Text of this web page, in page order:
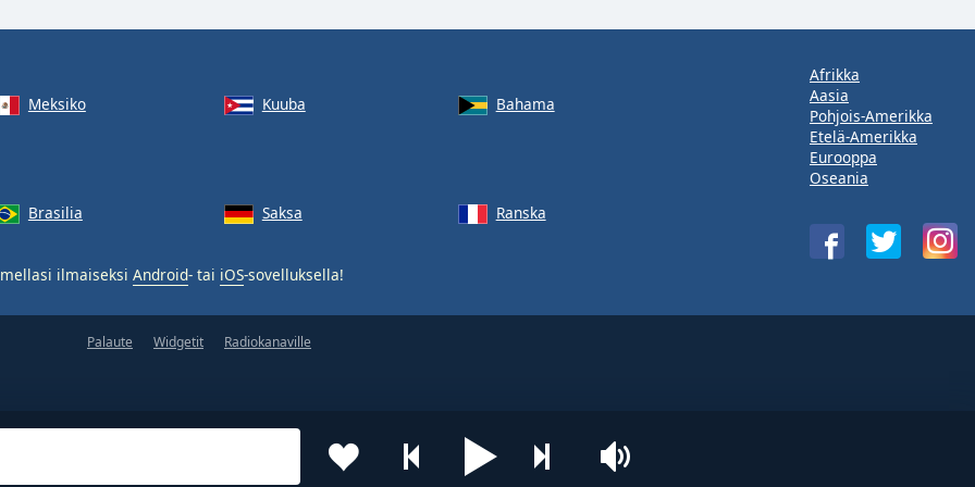
Meksiko Kuuba
Bahama
Brasilia Saksa Ranska
ilmaiseksi Android- tai iOS-sovelluksella!
Afrikka
Aasia
Pohjois-Amerikka
Etelä-Amerikka
Eurooppa
Oseania
Palaute Widgetit Radiokanaville